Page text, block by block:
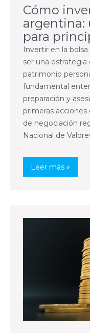
Cómo
argentina:
para
Invertir en la
ser una estrategia
patrimonio
fundamental
preparación y
primeras
de negociación
Nacional de
Leer más »